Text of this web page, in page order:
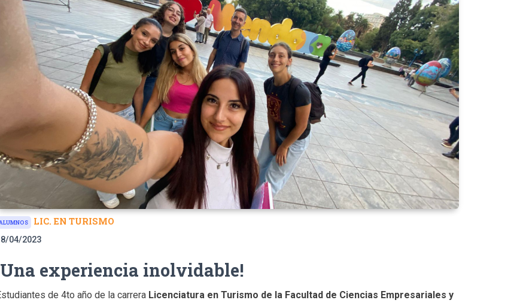
LIC. EN TURISMO
04/2023
experiencia inolvidable!
de 4to año de la carrera Licenciatura en Turismo de la Facultad de Ciencias Empresariales y